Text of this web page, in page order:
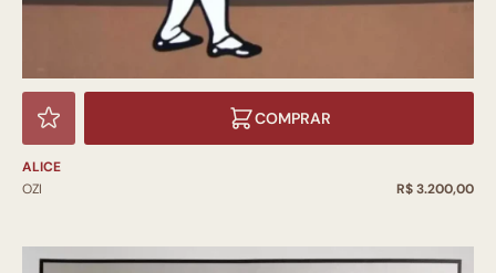
COMPRAR
ALICE
OZI
R$ 3.200,00